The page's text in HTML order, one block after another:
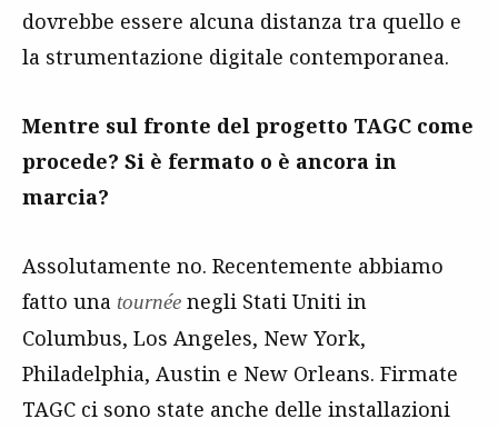
dovrebbe essere alcuna distanza tra quello e
la strumentazione digitale contemporanea.
Mentre sul fronte del progetto TAGC come
procede? Si è fermato o è ancora in
marcia?
Assolutamente no. Recentemente abbiamo
fatto una tournée negli Stati Uniti in
Columbus, Los Angeles, New York,
Philadelphia, Austin e New Orleans. Firmate
TAGC ci sono state anche delle installazioni